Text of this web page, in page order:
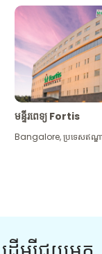
មន្ទីរពេទ្យ Fortis
Bangalore,ប្រទេសឥណ្ឌ